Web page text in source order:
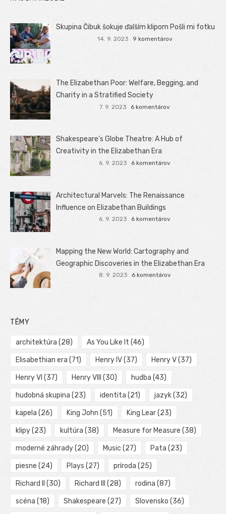
Skupina Čibuk šokuje ďalším klipom Pošli mi fotku
14. 9. 2023 9 komentárov
The Elizabethan Poor: Welfare, Begging, and
Charity in a Stratified Society
7. 9. 2023 6 komentárov
Shakespeare’s Globe Theatre: A Hub of
Creativity in the Elizabethan Era
6. 9. 2023 6 komentárov
Architectural Marvels: The Renaissance
Influence on Elizabethan Buildings
6. 9. 2023 6 komentárov
Mapping the New World: Cartography and
Geographic Discoveries in the Elizabethan Era
8. 9. 2023 6 komentárov
TÉMY
architektúra (28) As You Like It (46)
Elisabethian era (71) Henry IV(37) Henry V(37)
Henry VI (37) Henry VIII (30) hudba (43)
hudobná skupina (23) identita (21) jazyk(32)
kapela (26) King John (51) King Lear(23)
klipy(23) kultúra (38) Measure for Measure (38)
moderné záhrady(20) Music (27) Pata (23)
piesne (24) Plays (27) príroda (25)
Richard II (30) Richard III (28) rodina (87)
scéna (18) Shakespeare (27) Slovensko (36)